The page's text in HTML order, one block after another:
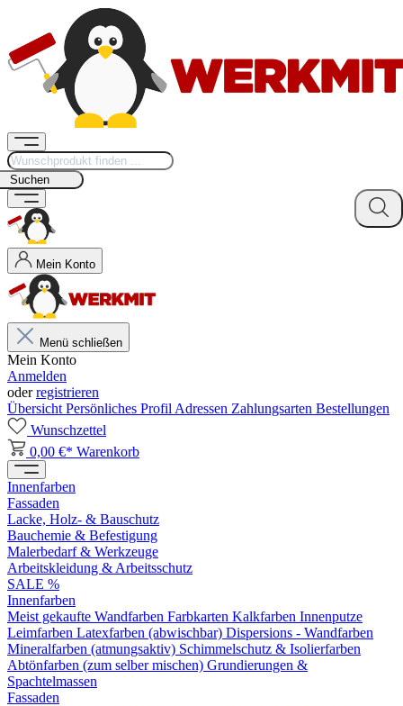
Suchen
Mein Konto
Menü schließen
Mein Konto
Anmelden
oderregistrieren
Übersicht Persönliches Profil Adressen Zahlungsarten Bestellungen
Wunschzettel
0,00 €* Warenkorb
Innenfarben
Fassaden
Lacke, Holz- & Bauschutz
Bauchemie & Befestigung
Malerbedarf & Werkzeuge
Arbeitskleidung & Arbeitsschutz
SALE %
Innenfarben
Meist gekaufte Wandfarben Farbkarten Kalkfarben Innenputze
Leimfarben Latexfarben (abwischbar) Dispersions - Wandfarben
Mineralfarben (atmungsaktiv) Schimmelschutz & Isolierfarben
Abtönfarben (zum selber mischen) Grundierungen &
Spachtelmassen
Fassaden